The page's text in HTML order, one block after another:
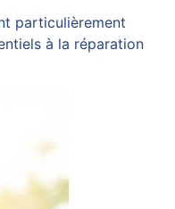
particulièrement
à la réparation